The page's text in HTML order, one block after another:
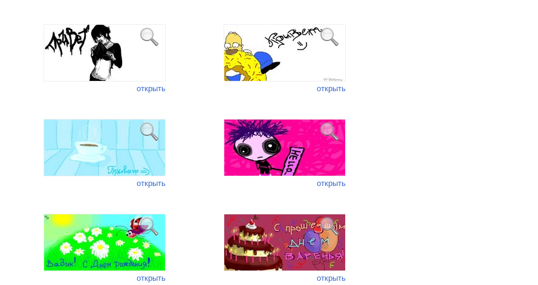
открыть открыть
открыть открыть
открыть открыть